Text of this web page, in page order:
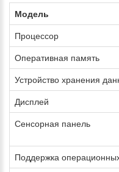
Модель
Процессор
Оперативная память
Устройство хранения
Дисплей
Сенсорная панель
Поддержка